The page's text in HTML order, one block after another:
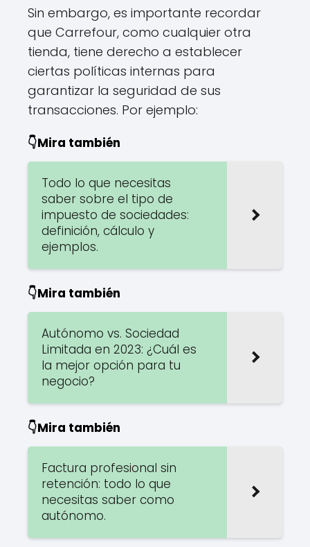
Sin embargo, es importante recordar
que Carrefour, como cualquier otra
tienda, tiene derecho a establecer
ciertas políticas internas para
garantizar la seguridad de sus
transacciones. Por ejemplo:
👇Mira también
Todo lo que necesitas
saber sobre el tipo de
impuesto de sociedades:
definición, cálculo y
ejemplos.
👇Mira también
Autónomo vs. Sociedad
Limitada en 2023: ¿Cuál es
la mejor opción para tu
negocio?
👇Mira también
Factura profesional sin
retención: todo lo que
necesitas saber como
autónomo.